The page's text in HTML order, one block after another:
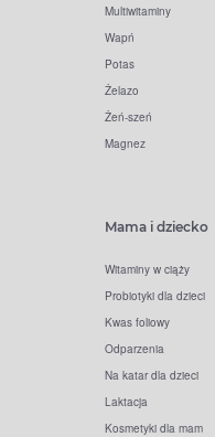
Multiwitaminy
Wapń
Potas
Żelazo
Żeń-szeń
Magnez
Mama i dziecko
Witaminy w ciąży
Probiotyki dla dzieci
Kwas foliowy
Odparzenia
Na katar dla dzieci
Laktacja
Kosmetyki dla mam